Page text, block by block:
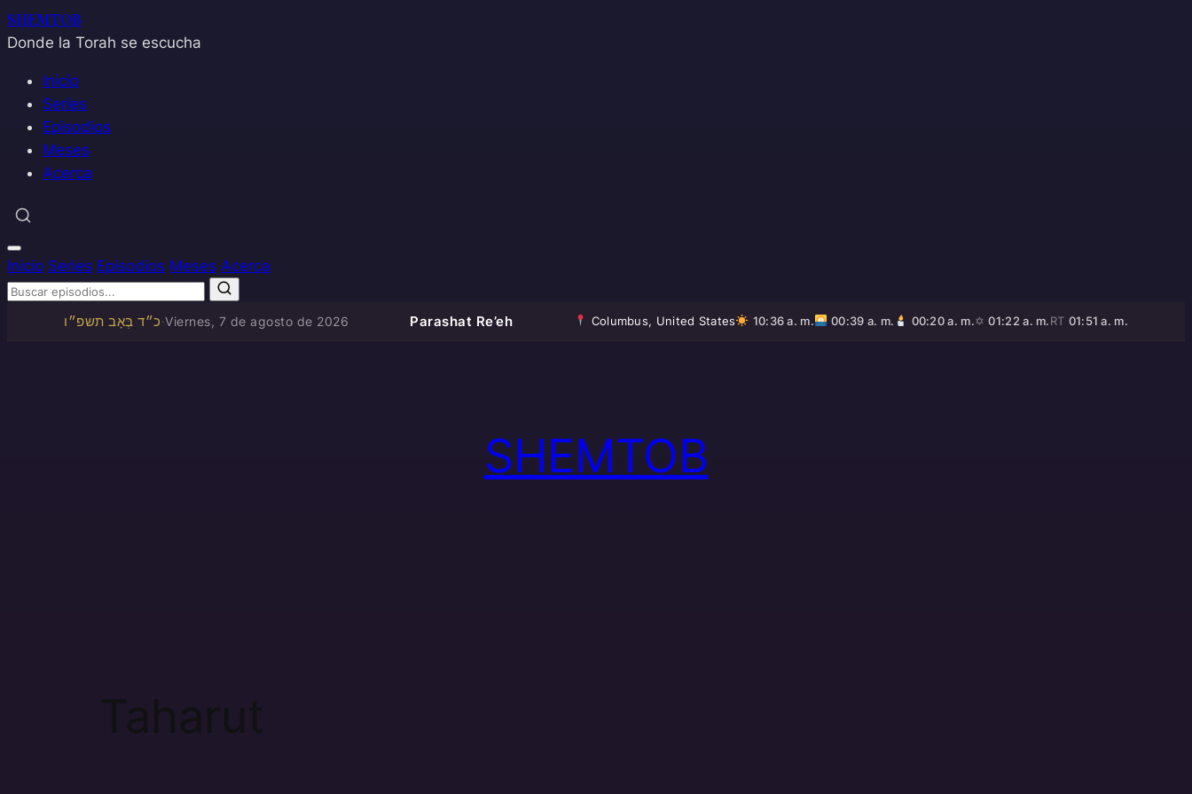
SHEMTOB
Donde la Torah se escucha
Inicio
Series
Episodios
Meses
Acerca
Inicio Series Episodios Meses Acerca
כ״ד בְּאָב תשפ״ו·Viernes, 7 de agosto de 2026 Parashat Re’eh Columbus, United States 10:36 a. m. 00:39 a. m. 00:20 a. m.✡01:22 a. m.RT 01:51 a. m.
SHEMTOB
Taharut